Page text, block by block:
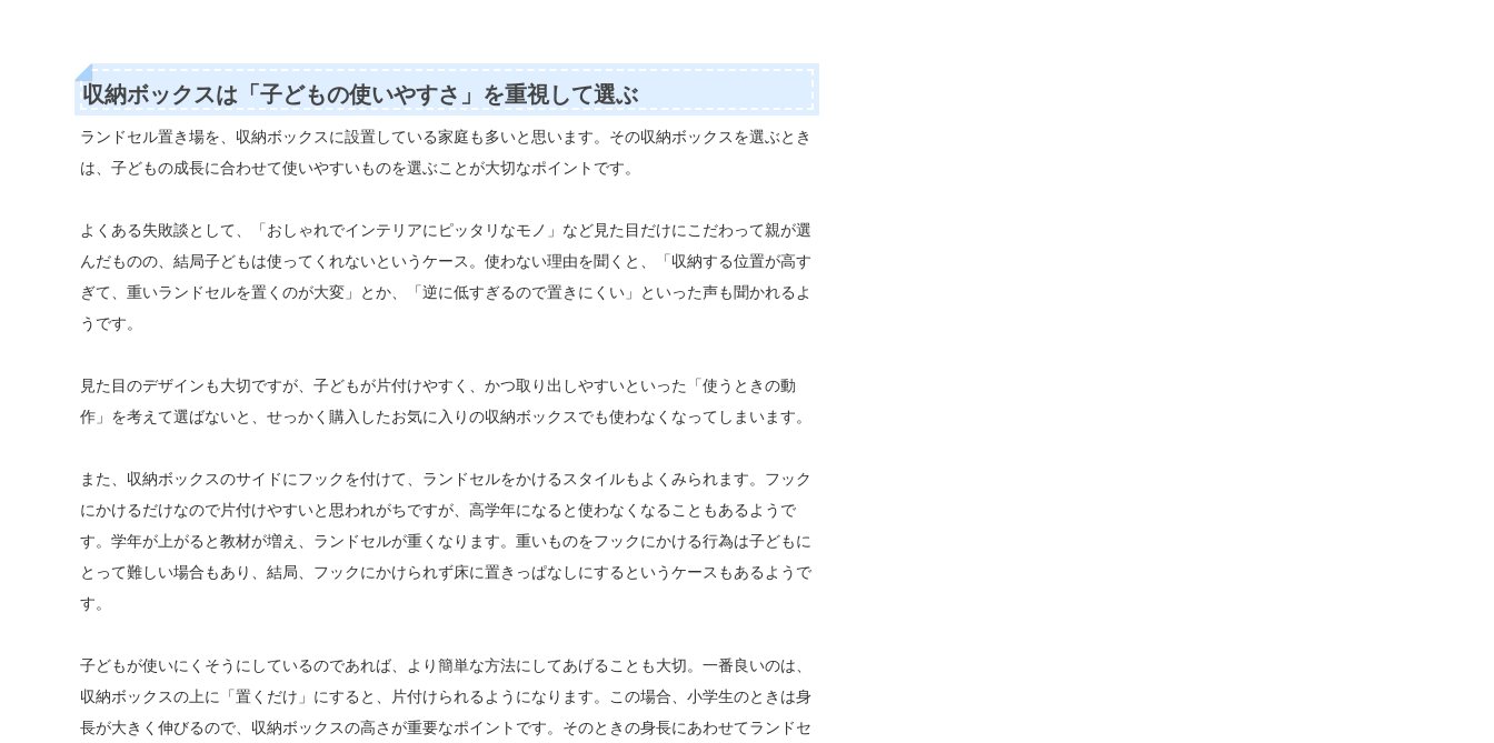
収納ボックスは「子どもの使いやすさ」を重視して選ぶ
ランドセル置き場を、収納ボックスに設置している家庭も多いと思います。その収納ボックスを選ぶとき
は、子どもの成長に合わせて使いやすいものを選ぶことが大切なポイントです。
よくある失敗談として、「おしゃれでインテリアにピッタリなモノ」など見た目だけにこだわって親が選
んだものの、結局子どもは使ってくれないというケース。使わない理由を聞くと、「収納する位置が高す
ぎて、重いランドセルを置くのが大変」とか、「逆に低すぎるので置きにくい」といった声も聞かれるよ
うです。
見た目のデザインも大切ですが、子どもが片付けやすく、かつ取り出しやすいといった「使うときの動
作」を考えて選ばないと、せっかく購入したお気に入りの収納ボックスでも使わなくなってしまいます。
また、収納ボックスのサイドにフックを付けて、ランドセルをかけるスタイルもよくみられます。フック
にかけるだけなので片付けやすいと思われがちですが、高学年になると使わなくなることもあるようで
す。学年が上がると教材が増え、ランドセルが重くなります。重いものをフックにかける行為は子どもに
とって難しい場合もあり、結局、フックにかけられず床に置きっぱなしにするというケースもあるようで
す。
子どもが使いにくそうにしているのであれば、より簡単な方法にしてあげることも大切。一番良いのは、
収納ボックスの上に「置くだけ」にすると、片付けられるようになります。この場合、小学生のときは身
長が大きく伸びるので、収納ボックスの高さが重要なポイントです。そのときの身長にあわせてランドセ